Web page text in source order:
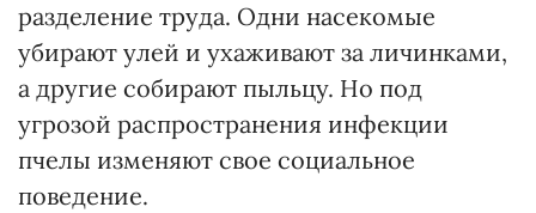
разделение труда. Одни насекомые
убирают улей и ухаживают за личинками,
а другие собирают пыльцу. Но под
угрозой распространения инфекции
пчелы изменяют свое социальное
поведение.